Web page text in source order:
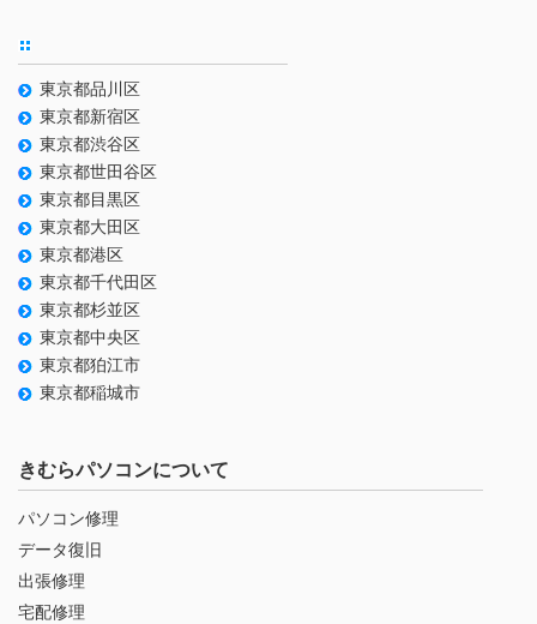
東京都品川区
東京都新宿区
東京都渋谷区
東京都世田谷区
東京都目黒区
東京都大田区
東京都港区
東京都千代田区
東京都杉並区
東京都中央区
東京都狛江市
東京都稲城市
きむらパソコンについて
パソコン修理
データ復旧
出張修理
宅配修理